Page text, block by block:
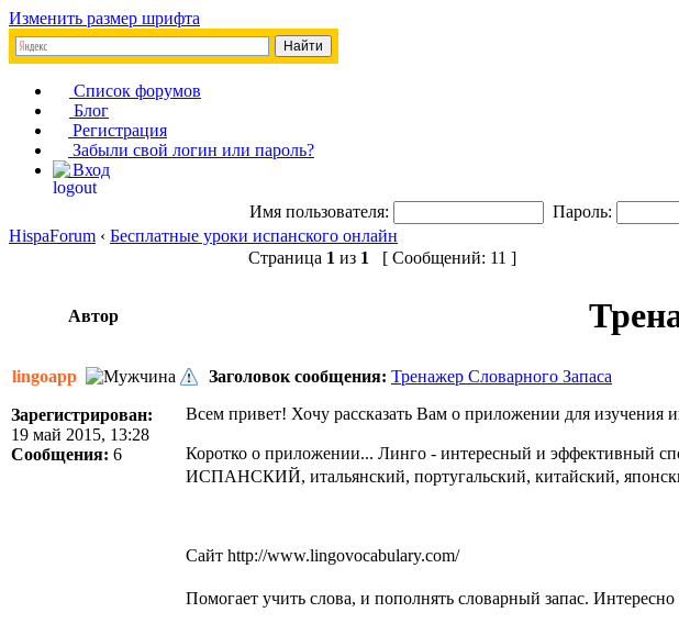
Изменить размер шрифта
Список форумов
Блог
Регистрация
Забыли свой логин или пароль?
Вход
Имя пользователя: Пароль:
HispaForum ‹ Бесплатные уроки испанского онлайн
Страница 1 из 1 [ Сообщений: 11 ]
Автор
lingoapp Заголовок сообщения: Тренажер Словарного Запаса
Зарегистрирован:
19 май 2015, 13:28
Сообщения: 6
Всем привет! Хочу рассказать Вам о приложении для
Коротко о приложении... Линго - интересный и эффективный
ИСПАНСКИЙ, итальянский, португальский, китайский,
Сайт http://www.lingovocabulary.com/
Помогает учить слова, и пополнять словарный запас.